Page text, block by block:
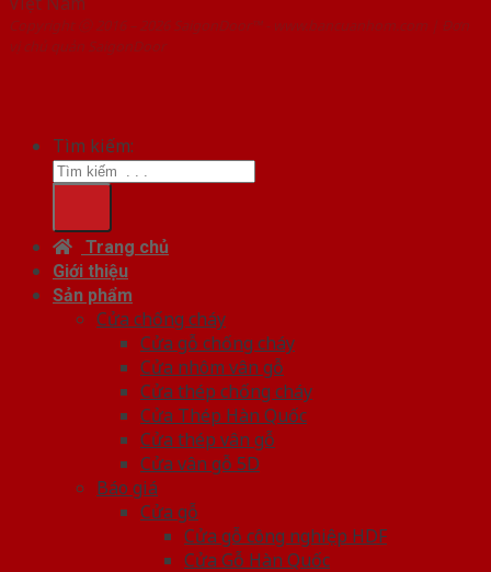
Copyright ⓒ 2016 – 2026 SaigonDoor™ - www.bancuanhom.com | Đơn
vị chủ quản SaigonDoor
Tìm kiếm:
Trang chủ
Giới thiệu
Sản phẩm
Cửa chống cháy
Cửa gỗ chống cháy
Cửa nhôm vân gỗ
Cửa thép chống cháy
Cửa Thép Hàn Quốc
Cửa thép vân gỗ
Cửa vân gỗ 5D
Báo giá
Cửa gỗ
Cửa gỗ công nghiệp HDF
Cửa Gỗ Hàn Quốc